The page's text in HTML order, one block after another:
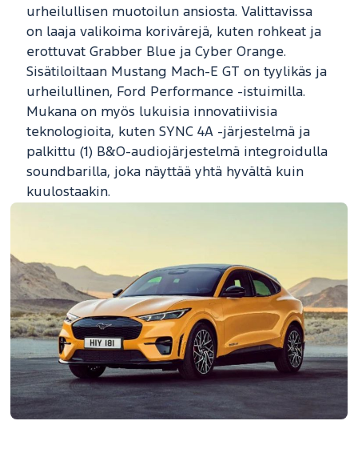
urheilullisen muotoilun ansiosta. Valittavissa
on laaja valikoima korivärejä, kuten rohkeat ja
erottuvat Grabber Blue ja Cyber Orange.
Sisätiloiltaan Mustang Mach-E GT on tyylikäs ja
urheilullinen, Ford Performance -istuimilla.
Mukana on myös lukuisia innovatiivisia
teknologioita, kuten SYNC 4A -järjestelmä ja
palkittu (1) B&O-audiojärjestelmä integroidulla
soundbarilla, joka näyttää yhtä hyvältä kuin
kuulostaakin.